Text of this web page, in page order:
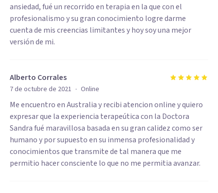
ansiedad, fué un recorrido en terapia en la que con el
profesionalismo y su gran conocimiento logre darme
cuenta de mis creencias limitantes y hoy soy una mejor
versión de mi.
Alberto Corrales
7 de octubre de 2021 · Online
Me encuentro en Australia y recibi atencion online y quiero
expresar que la experiencia terapeútica con la Doctora
Sandra fué maravillosa basada en su gran calidez como ser
humano y por supuesto en su inmensa profesionalidad y
conocimientos que transmite de tal manera que me
permitio hacer consciente lo que no me permitia avanzar.